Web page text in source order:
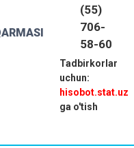
(55)
706-
58-60
Tadbirkorlar
uchun:
hisobot.stat.uz
ga o'tish